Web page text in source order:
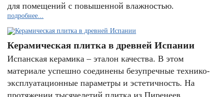
для помещений с повышенной влажностью.
подробнее...
Керамическая плитка в древней Испании
Испанская керамика – эталон качества. В этом
материале успешно соединены безупречные технико-
эксплуатационные параметры и эстетичность. На
протяжении тысячелетий плитка из Пиренеев